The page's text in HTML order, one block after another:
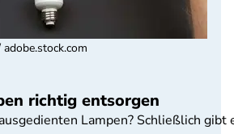
richtig entsorgen
Lampen? Schließlich